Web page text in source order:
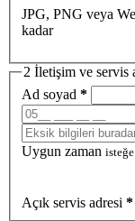
JPG, PNG veya
kadar
2 İletişim ve servis
Ad soyad *
Uygun zaman
Açık servis adresi *